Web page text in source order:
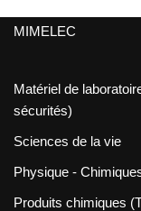
MIMELEC
Matériel de
sécurités)
Sciences de la vie
Physique -
Produits chimiques